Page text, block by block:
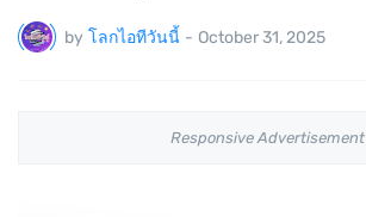
by โลกไอทีวันนี้ - October 31, 2025
Responsive Advertisement